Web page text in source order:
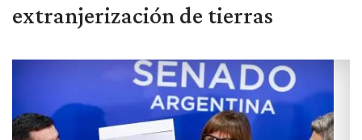
extranjerización de tierras